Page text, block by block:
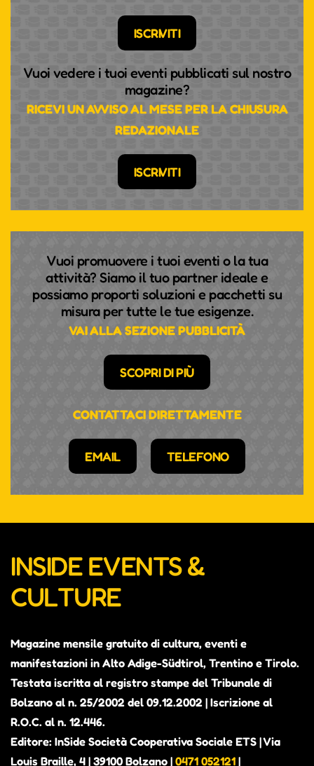
ISCRIVITI
Vuoi vedere i tuoi eventi pubblicati sul nostro
magazine?
RICEVI UN AVVISO AL MESE PER LA CHIUSURA
REDAZIONALE
ISCRIVITI
Vuoi promuovere i tuoi eventi o la tua
attività? Siamo il tuo partner ideale e
possiamo proporti soluzioni e pacchetti su
misura per tutte le tue esigenze.
VAI ALLA SEZIONE PUBBLICITÀ
SCOPRI DI PIÙ
CONTATTACI DIRETTAMENTE
EMAIL TELEFONO
INSIDE EVENTS &
CULTURE
Magazine mensile gratuito di cultura, eventi e
manifestazioni in Alto Adige-Südtirol, Trentino e Tirolo.
Testata iscritta al registro stampe del Tribunale di
Bolzano al n. 25/2002 del 09.12.2002 | Iscrizione al
R.O.C. al n. 12.446.
Editore: InSide Società Cooperativa Sociale ETS | Via
Louis Braille, 4 | 39100 Bolzano | 0471 052121 |